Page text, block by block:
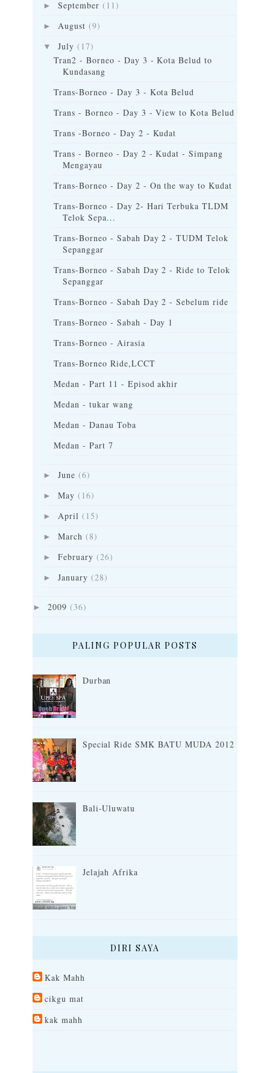
► September (11)
► August (9)
▼ July (17)
Tran2 - Borneo - Day 3 - Kota Belud to
Kundasang
Trans-Borneo - Day 3 - Kota Belud
Trans - Borneo - Day 3 - View to Kota Belud
Trans -Borneo - Day 2 - Kudat
Trans - Borneo - Day 2 - Kudat - Simpang
Mengayau
Trans-Borneo - Day 2 - On the way to Kudat
Trans-Borneo - Day 2- Hari Terbuka TLDM
Telok Sepa...
Trans-Borneo - Sabah Day 2 - TUDM Telok
Sepanggar
Trans-Borneo - Sabah Day 2 - Ride to Telok
Sepanggar
Trans-Borneo - Sabah Day 2 - Sebelum ride
Trans-Borneo - Sabah - Day 1
Trans-Borneo - Airasia
Trans-Borneo Ride,LCCT
Medan - Part 11 - Episod akhir
Medan - tukar wang
Medan - Danau Toba
Medan - Part 7
► June (6)
► May (16)
► April (15)
► March (8)
► February (26)
► January (28)
► 2009 (36)
PALING POPULAR POSTS
Durban
Special Ride SMK BATU MUDA 2012
Bali-Uluwatu
Jelajah Afrika
DIRI SAYA
Kak Mahh
cikgu mat
kak mahh